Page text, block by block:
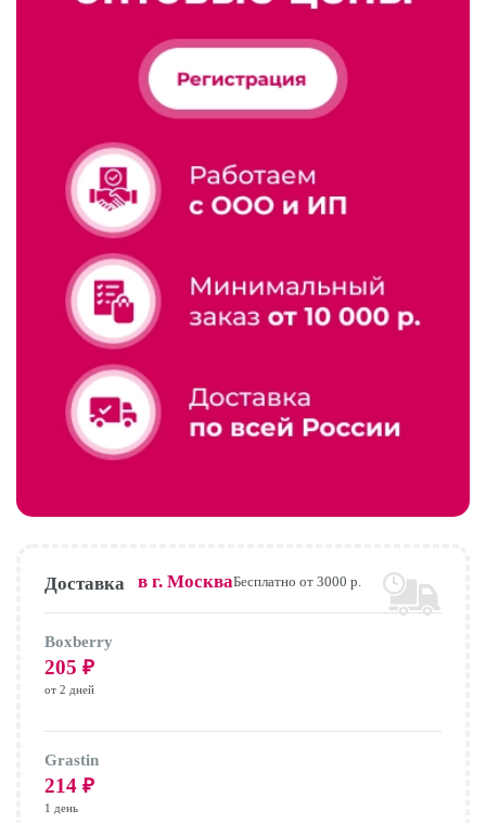
Доставка в г. МоскваБесплатно от 3000 р.
Boxberry
205 ₽
от 2 дней
Grastin
214 ₽
1 день